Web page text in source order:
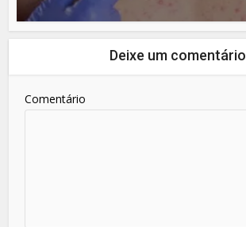
Deixe um comentário
Comentário